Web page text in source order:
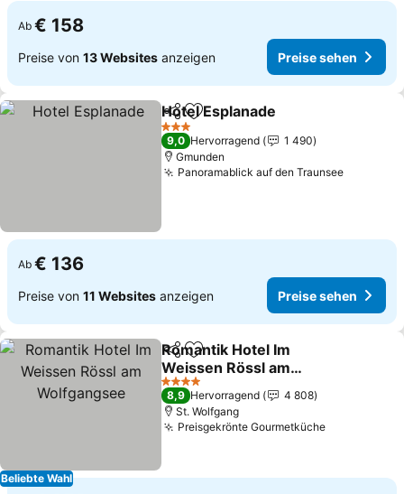
Ab € 158
Preise von 13 Websites anzeigen Preise sehen
TeilenZu Favoriten hinzufügen
Hotel Esplanade
3 Sterne
9,0 Hervorragend
1 490
Gmunden
Panoramablick auf den TraunseePreise
Ab € 136
Preise von 11 Websites anzeigen Preise sehen
Beliebte Wahl
TeilenZu Favoriten hinzufügen
Romantik Hotel Im
Weissen Rössl am
Wolfgangsee
Preise sehen
4 Sterne
8,9 Hervorragend
4 808
St. Wolfgang
Preisgekrönte GourmetküchePreise